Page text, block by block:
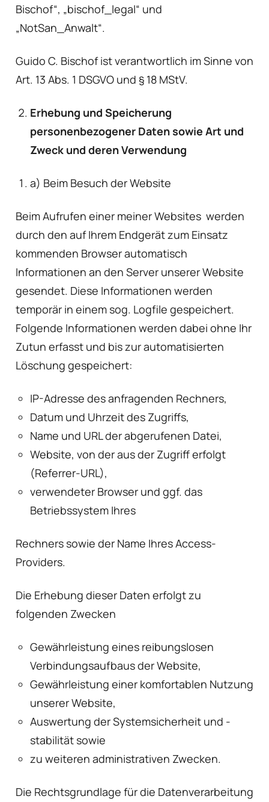
Bischof“, „bischof_legal“ und
„NotSan_Anwalt“.
Guido C. Bischof ist verantwortlich im Sinne von
Art. 13 Abs. 1 DSGVO und § 18 MStV.
Erhebung und Speicherung
personenbezogener Daten sowie Art und
Zweck und deren Verwendung
a) Beim Besuch der Website
Beim Aufrufen einer meiner Websites werden
durch den auf Ihrem Endgerät zum Einsatz
kommenden Browser automatisch
Informationen an den Server unserer Website
gesendet. Diese Informationen werden
temporär in einem sog. Logfile gespeichert.
Folgende Informationen werden dabei ohne Ihr
Zutun erfasst und bis zur automatisierten
Löschung gespeichert:
IP-Adresse des anfragenden Rechners,
Datum und Uhrzeit des Zugriffs,
Name und URL der abgerufenen Datei,
Website, von der aus der Zugriff erfolgt
(Referrer-URL),
verwendeter Browser und ggf. das
Betriebssystem Ihres
Rechners sowie der Name Ihres Access-
Providers.
Die Erhebung dieser Daten erfolgt zu
folgenden Zwecken
Gewährleistung eines reibungslosen
Verbindungsaufbaus der Website,
Gewährleistung einer komfortablen Nutzung
unserer Website,
Auswertung der Systemsicherheit und -
stabilität sowie
zu weiteren administrativen Zwecken.
Die Rechtsgrundlage für die Datenverarbeitung